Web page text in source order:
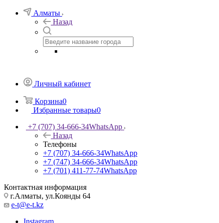
Алматы
Назад
Личный кабинет
Корзина0
Избранные товары0
+7 (707) 34-666-34WhatsApp
Назад
Телефоны
+7 (707) 34-666-34WhatsApp
+7 (747) 34-666-34WhatsApp
+7 (701) 411-77-74WhatsApp
Контактная информация
г.Алматы, ул.Коянды 64
e-t@e-t.kz
Instagram